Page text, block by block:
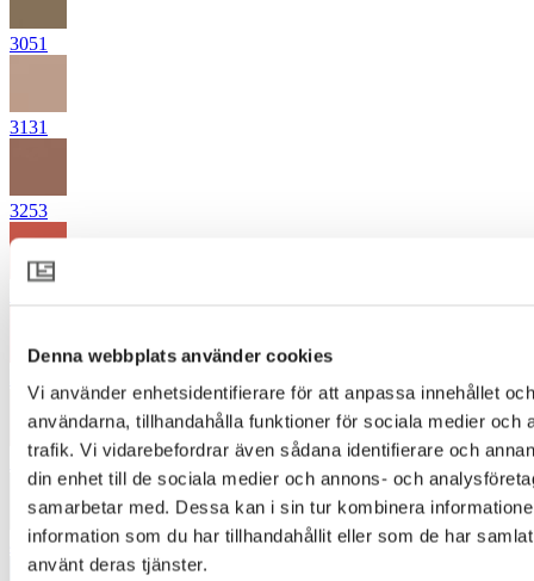
Denna webbplats använder cookies
Vi använder enhetsidentifierare för att anpassa innehållet
användarna, tillhandahålla funktioner för sociala medier och
trafik. Vi vidarebefordrar även sådana identifierare och
din enhet till de sociala medier och annons- och
samarbetar med. Dessa kan i sin tur kombinera
information som du har tillhandahållit eller som de har
använt deras tjänster.
3051
3131
3253
3972
4370